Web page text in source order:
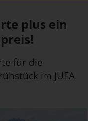
plus ein
für die
im JUFA